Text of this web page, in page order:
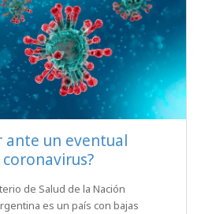
ante un eventual
de Salud de la Nación
es un país con bajas